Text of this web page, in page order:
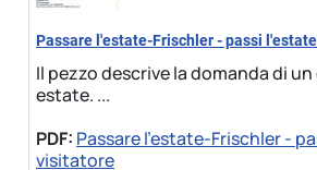
Passare l'estate-Frischler - passi
Il pezzo descrive la domanda di
estate. ...
PDF: Passare l'estate-Frischler -
visitatore